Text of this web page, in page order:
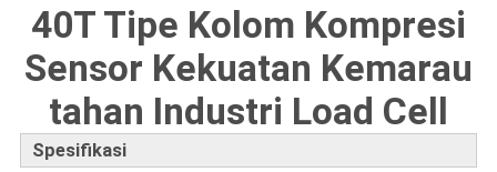
40T Tipe Kolom Kompresi
Sensor Kekuatan Kemarau
tahan Industri Load Cell
Spesifikasi